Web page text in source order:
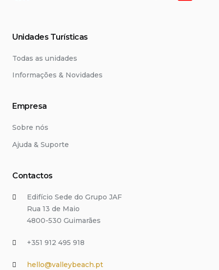
Unidades Turísticas
Todas as unidades
Informações & Novidades
Empresa
Sobre nós
Ajuda & Suporte
Contactos
Edifício Sede do Grupo JAF
Rua 13 de Maio
4800-530 Guimarães
+351 912 495 918
hello@valleybeach.pt